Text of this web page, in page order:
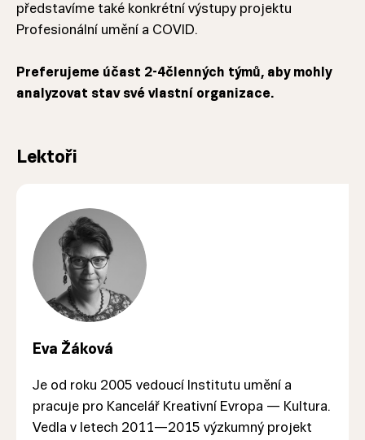
představíme také konkrétní výstupy projektu
Profesionální umění a COVID.
Preferujeme účast 2-4členných týmů, aby mohly
analyzovat stav své vlastní organizace.
Lektoři
Eva Žáková
Je od roku 2005 vedoucí Institutu umění a
pracuje pro Kancelář Kreativní Evropa — Kultura.
Vedla v letech 2011—2015 výzkumný projekt